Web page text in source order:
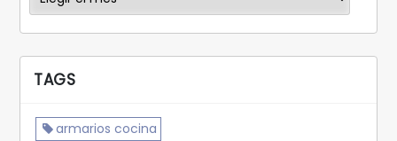
TAGS
armarios cocina